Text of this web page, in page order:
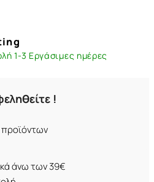
1-3 Εργάσιμες ημέρες
!
άνω των 39€